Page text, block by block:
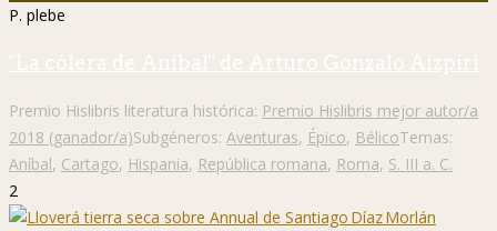
P. plebe
"La cólera de Aníbal" de Arturo Gonzalo Aizpiri
Premio Hislibris literatura histórica: Premio Hislibris mejor autor/a
2018 (ganador/a)Subgéneros: Aventuras, Épico, BélicoTemas:
Aníbal, Cartago, Hispania, República romana, Roma, S. III a. C.
2